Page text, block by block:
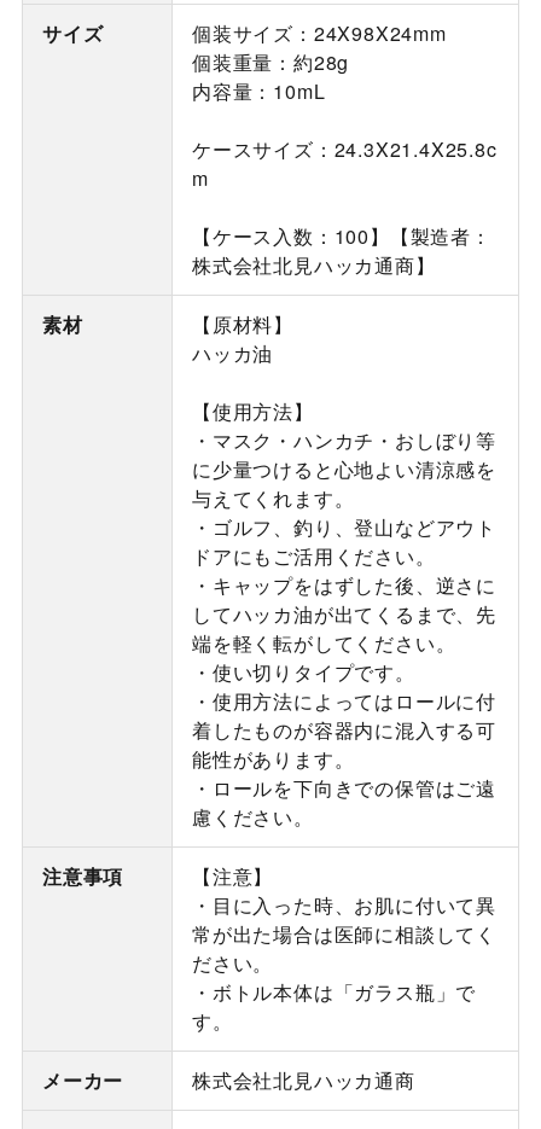
サイズ
個装サイズ：24X98X24mm
個装重量：約28g
内容量：10mL
ケースサイズ：24.3X21.4X25.8c
m
【ケース入数：100】【製造者：
株式会社北見ハッカ通商】
素材
【原材料】
ハッカ油
【使用方法】
・マスク・ハンカチ・おしぼり等
に少量つけると心地よい清涼感を
与えてくれます。
・ゴルフ、釣り、登山などアウト
ドアにもご活用ください。
・キャップをはずした後、逆さに
してハッカ油が出てくるまで、先
端を軽く転がしてください。
・使い切りタイプです。
・使用方法によってはロールに付
着したものが容器内に混入する可
能性があります。
・ロールを下向きでの保管はご遠
慮ください。
注意事項
【注意】
・目に入った時、お肌に付いて異
常が出た場合は医師に相談してく
ださい。
・ボトル本体は「ガラス瓶」で
す。
メーカー 株式会社北見ハッカ通商